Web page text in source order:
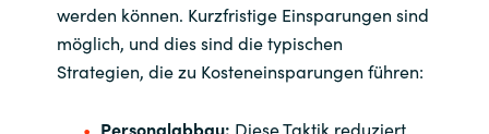
United Kingdom
United States
werden können. Kurzfristige Einsparungen sind
möglich, und dies sind die typischen
Strategien, die zu Kosteneinsparungen führen:
Personalabbau: Diese Taktik reduziert